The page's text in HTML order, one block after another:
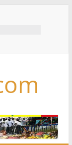
est hors
par
pour tirer